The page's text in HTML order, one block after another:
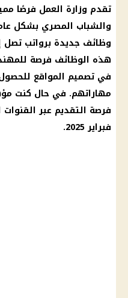
تقدم وزارة العمل فرصًا
والشباب المصري بشكل
وظائف جديدة
هذه الوظائف فرصة
في تصميم المواقع
مهاراتهم. في حال كنت
فرصة التقديم عبر
فبراير 2025
.